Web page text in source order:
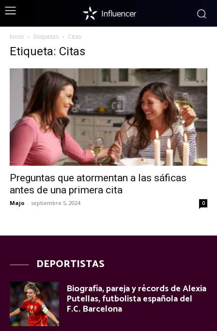
Influencer
Inicio Etiquetas Citas
Etiqueta: Citas
Preguntas que atormentan a las sáficas
antes de una primera cita
Majo - septiembre 5, 2024 0
DEPORTISTAS
Biografía, pareja y récords de Alexia
Putellas, futbolista española del
F.C. Barcelona